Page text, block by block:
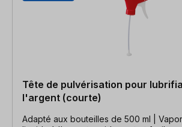
Tête de pulvérisation pour
l'argent (courte)
Adapté aux bouteilles de 500 ml |